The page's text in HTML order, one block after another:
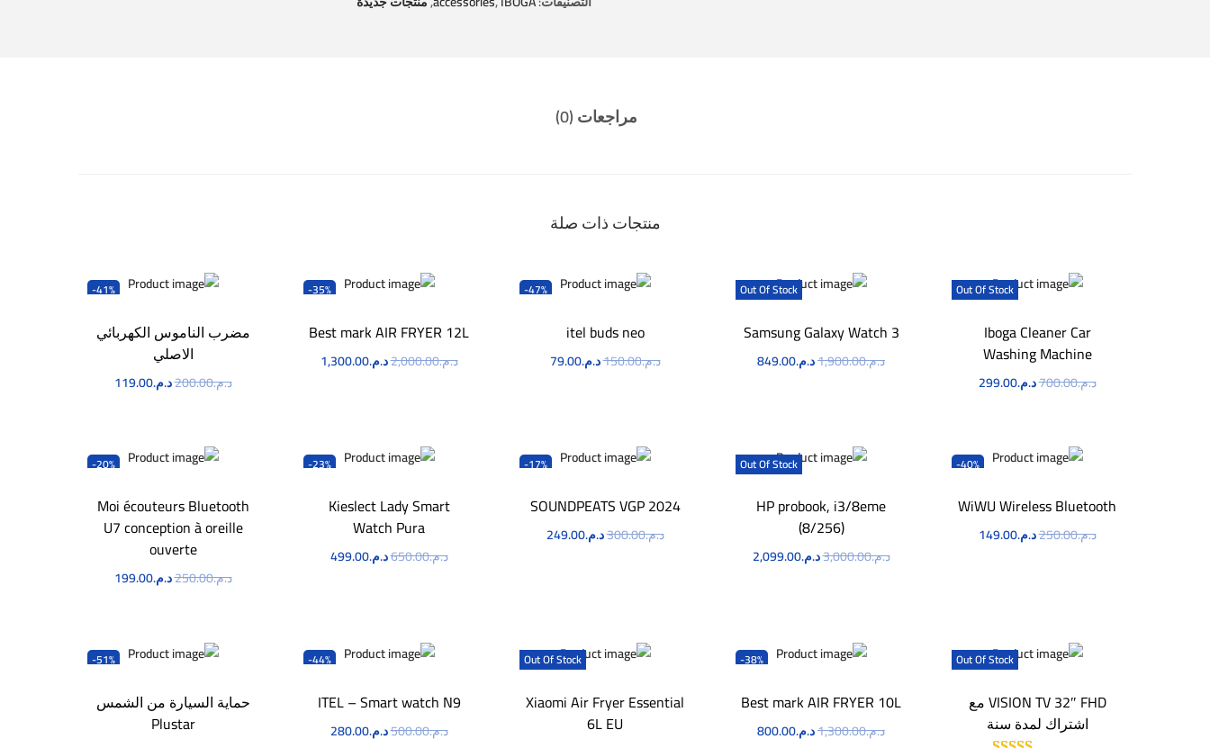
مراجعات (0)
منتجات ذات صلة
Out Of Stock
Iboga Cleaner Car
Washing Machine
د.م.700.00د.م.299.00
Out Of Stock
Samsung Galaxy Watch 3
د.م.1,900.00د.م.849.00
-47%
itel buds neo
د.م.150.00د.م.79.00
-35%
Best mark AIR FRYER 12L
د.م.2,000.00د.م.1,300.00
-41%
مضرب الناموس الكهربائي
الاصلي
د.م.200.00د.م.119.00
-40%
WiWU Wireless Bluetooth
د.م.250.00د.م.149.00
Out Of Stock
HP probook, i3/8eme
(8/256)
د.م.3,000.00د.م.2,099.00
-17%
SOUNDPEATS VGP 2024
د.م.300.00د.م.249.00
-23%
Kieslect Lady Smart
Watch Pura
د.م.650.00د.م.499.00
-20%
Moi écouteurs Bluetooth
U7 conception à oreille
ouverte
د.م.250.00د.م.199.00
Out Of Stock
VISION TV 32″ FHD مع
اشتراك لمدة سنة
-38%
Best mark AIR FRYER 10L
د.م.1,300.00د.م.800.00
Out Of Stock
Xiaomi Air Fryer Essential
6L EU
-44%
ITEL – Smart watch N9
د.م.500.00د.م.280.00
-51%
حماية السيارة من الشمس
Plustar